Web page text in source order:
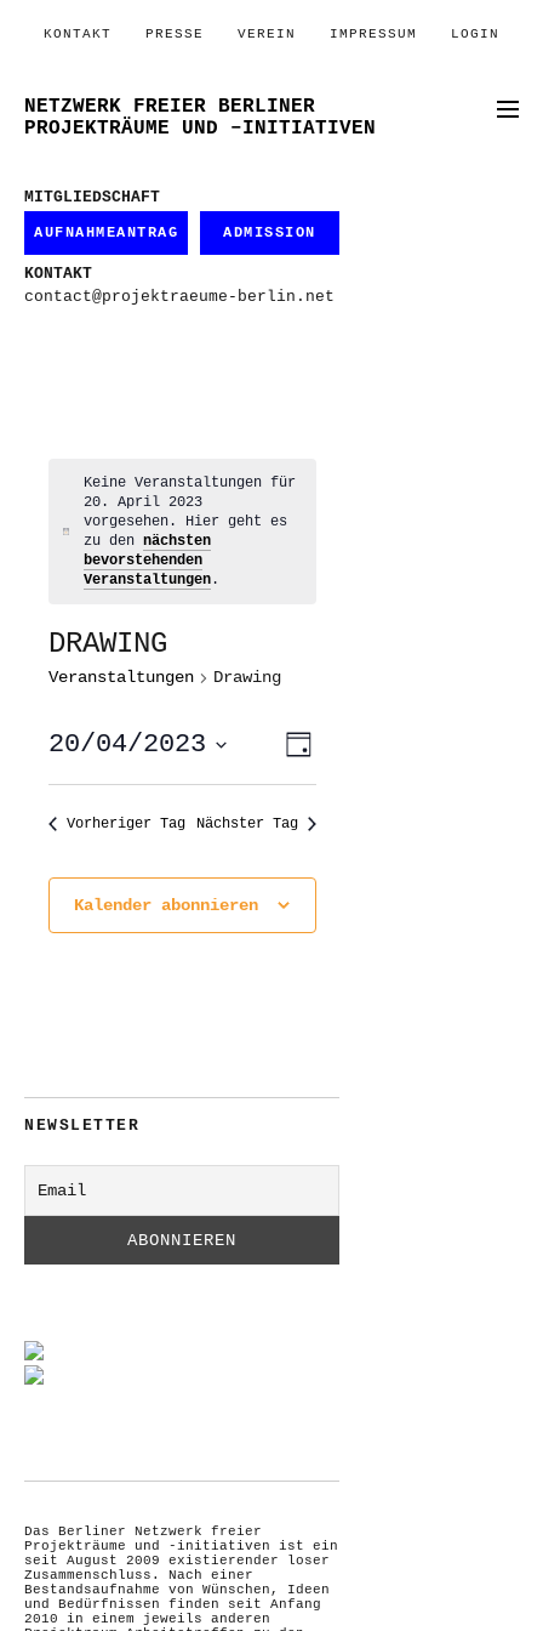
KONTAKT PRESSE VEREIN IMPRESSUM LOGIN
NETZWERK FREIER BERLINER
PROJEKTRÄUME UND –INITIATIVEN
MITGLIEDSCHAFT
AUFNAHMEANTRAG ADMISSION
KONTAKT
contact@projektraeume-berlin.net
Hinweis
Keine Veranstaltungen für
20. April 2023
vorgesehen. Hier geht es
zu den nächsten
bevorstehenden
Veranstaltungen.
DRAWING
Veranstaltungen Drawing
ANSICHTEN-
NAVIGATION
VERANSTALTUNG
ANSICHTEN-
Tag
20/04/2023
wählen.
Vorheriger Tag Nächster Tag
Kalender abonnieren
NEWSLETTER
Das Berliner Netzwerk freier
Projekträume und -initiativen ist ein
seit August 2009 existierender loser
Zusammenschluss. Nach einer
Bestandsaufnahme von Wünschen, Ideen
und Bedürfnissen finden seit Anfang
2010 in einem jeweils anderen